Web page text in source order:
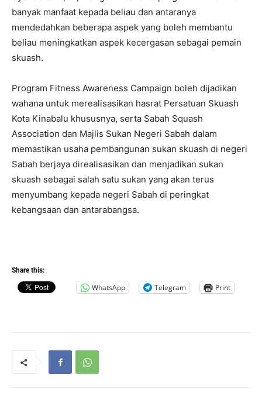
banyak manfaat kepada beliau dan antaranya
mendedahkan beberapa aspek yang boleh membantu
beliau meningkatkan aspek kecergasan sebagai pemain
skuash.
Program Fitness Awareness Campaign boleh dijadikan
wahana untuk merealisasikan hasrat Persatuan Skuash
Kota Kinabalu khususnya, serta Sabah Squash
Association dan Majlis Sukan Negeri Sabah dalam
memastikan usaha pembangunan sukan skuash di negeri
Sabah berjaya direalisasikan dan menjadikan sukan
skuash sebagai salah satu sukan yang akan terus
menyumbang kepada negeri Sabah di peringkat
kebangsaan dan antarabangsa.
Share this:
WhatsApp Telegram Print